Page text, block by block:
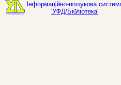
Інформаційно-пошукова
'УФД/Бібліотека'